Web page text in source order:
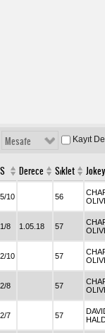
Mesafe Kayıt
S Derece Sıklet Jokey
5/10 56
1/8 1.05.18 57
2/10 57
2/8 57
2/7 57